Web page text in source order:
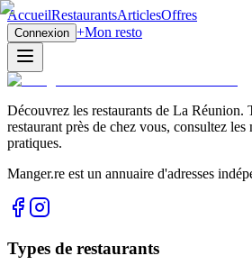
AccueilRestaurantsArticlesOffres
Connexion +Mon resto
Découvrez les restaurants de La Réunion.
restaurant près de chez vous, consultez
pratiques.
Manger.re est un annuaire d'adresses
Types de restaurants